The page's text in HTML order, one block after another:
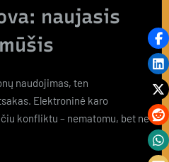
naujasis
naudojimas, ten
Elektroninė karo
konfliktu – nematomu, bet ne